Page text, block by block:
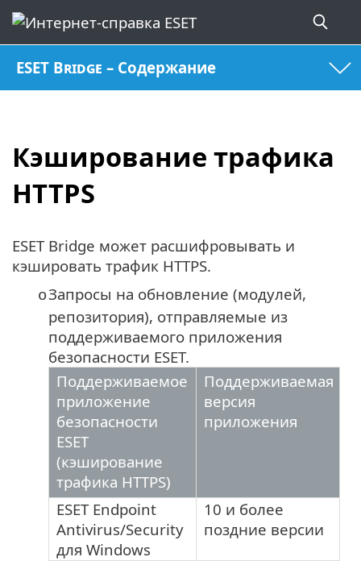
ESET Bridge – Содержание
Кэширование трафика
HTTPS
ESET Bridge может расшифровывать и
кэшировать трафик HTTPS.
oЗапросы на обновление (модулей,
репозитория), отправляемые из
поддерживаемого приложения
безопасности ESET.
Поддерживаемое
приложение
безопасности
ESET
(кэширование
трафика HTTPS)
Поддерживаемая
версия
приложения
ESET Endpoint
Antivirus/Security
для Windows
10 и более
поздние версии